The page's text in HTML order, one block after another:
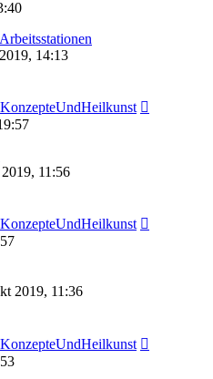
14:13
KonzepteUndHeilkunst
11:56
KonzepteUndHeilkunst
2019, 11:36
KonzepteUndHeilkunst